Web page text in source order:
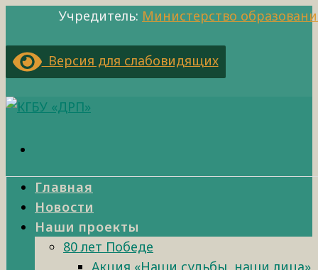
Учредитель: Министерство
Версия для слабовидящих
Главная
Новости
Наши проекты
80 лет Победе
Акция «Наши судьбы, наши лица»